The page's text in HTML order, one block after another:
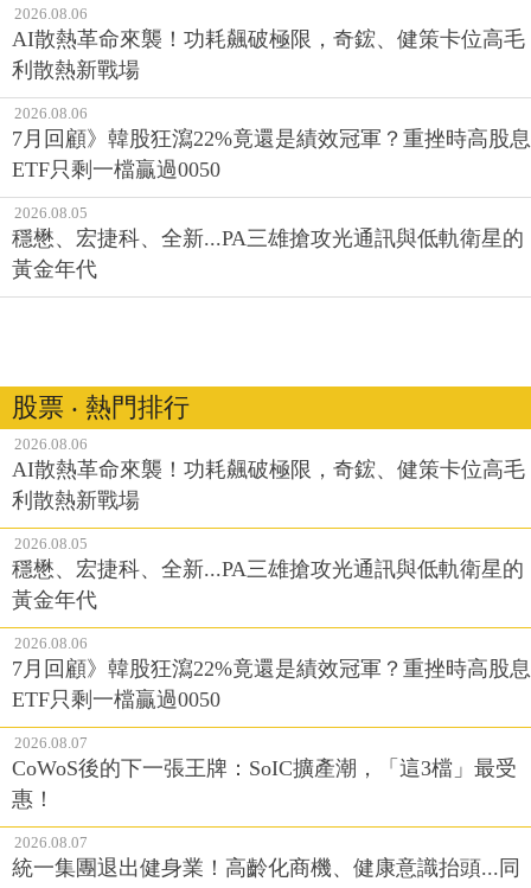
2026.08.06
AI散熱革命來襲！功耗飆破極限，奇鋐、健策卡位高毛
利散熱新戰場
2026.08.06
7月回顧》韓股狂瀉22%竟還是績效冠軍？重挫時高股息
ETF只剩一檔贏過0050
2026.08.05
穩懋、宏捷科、全新...PA三雄搶攻光通訊與低軌衛星的
黃金年代
股票 ‧ 熱門排行
2026.08.06
AI散熱革命來襲！功耗飆破極限，奇鋐、健策卡位高毛
利散熱新戰場
2026.08.05
穩懋、宏捷科、全新...PA三雄搶攻光通訊與低軌衛星的
黃金年代
2026.08.06
7月回顧》韓股狂瀉22%竟還是績效冠軍？重挫時高股息
ETF只剩一檔贏過0050
2026.08.07
CoWoS後的下一張王牌：SoIC擴產潮，「這3檔」最受
惠！
2026.08.07
統一集團退出健身業！高齡化商機、健康意識抬頭...同